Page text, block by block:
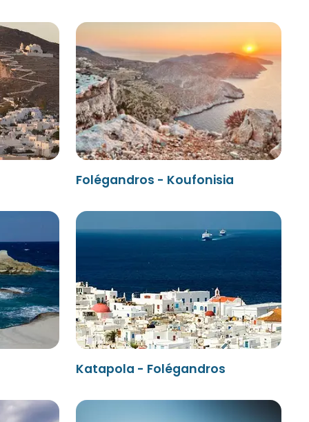
Folégandros - Koufonisia
Katapola - Folégandros